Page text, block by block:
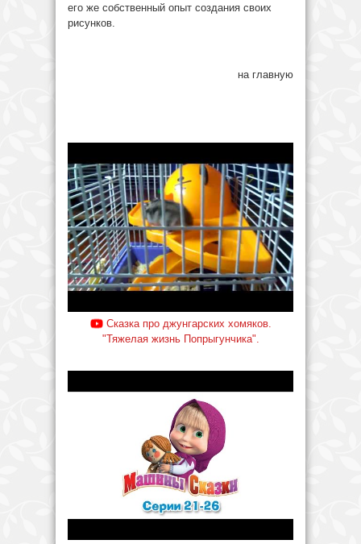
его же собственный опыт создания своих
рисунков.
на главную
Сказка про джунгарских хомяков.
"Тяжелая жизнь Попрыгунчика".